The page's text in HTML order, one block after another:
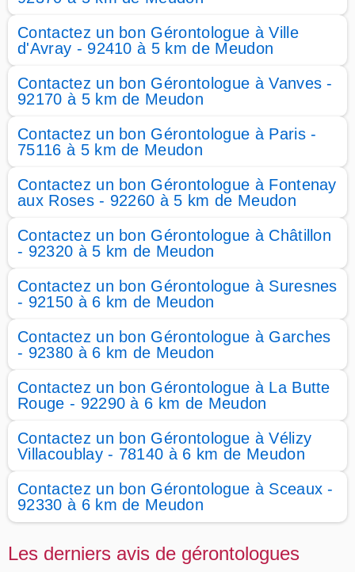
Contactez un bon Gérontologue à Ville
d'Avray - 92410 à 5 km de Meudon
Contactez un bon Gérontologue à Vanves -
92170 à 5 km de Meudon
Contactez un bon Gérontologue à Paris -
75116 à 5 km de Meudon
Contactez un bon Gérontologue à Fontenay
aux Roses - 92260 à 5 km de Meudon
Contactez un bon Gérontologue à Châtillon
- 92320 à 5 km de Meudon
Contactez un bon Gérontologue à Suresnes
- 92150 à 6 km de Meudon
Contactez un bon Gérontologue à Garches
- 92380 à 6 km de Meudon
Contactez un bon Gérontologue à La Butte
Rouge - 92290 à 6 km de Meudon
Contactez un bon Gérontologue à Vélizy
Villacoublay - 78140 à 6 km de Meudon
Contactez un bon Gérontologue à Sceaux -
92330 à 6 km de Meudon
Les derniers avis de gérontologues